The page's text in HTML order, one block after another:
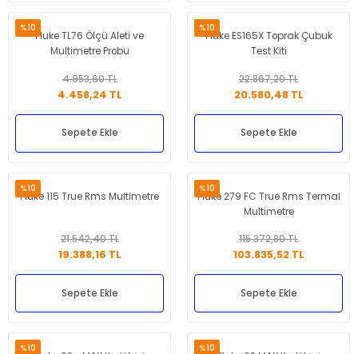
%10
Fluke TL76 Ölçü Aleti ve
Multimetre Probu
4.953,60 TL
4.458,24 TL
Sepete Ekle
%10
Fluke ES165X Toprak Çubuk
Test Kiti
22.867,20 TL
20.580,48 TL
Sepete Ekle
%10
Fluke 115 True Rms Multimetre
21.542,40 TL
19.388,16 TL
Sepete Ekle
%10
Fluke 279 FC True Rms Termal
Multimetre
115.372,80 TL
103.835,52 TL
Sepete Ekle
%10 %10